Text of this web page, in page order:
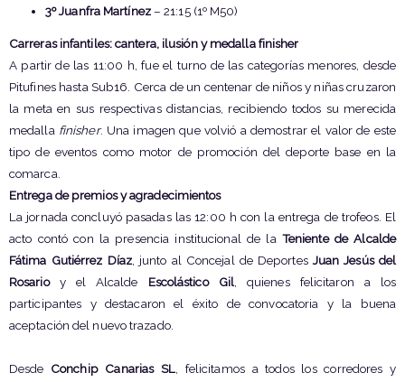
3º Juanfra Martínez– 21:15 (1º M50)
Carreras infantiles: cantera, ilusión y medalla finisher
A partir de las 11:00 h, fue el turno de las categorías menores, desde
Pitufines hasta Sub16. Cerca de un centenar de niños y niñas cruzaron
la meta en sus respectivas distancias, recibiendo todos su merecida
medalla finisher. Una imagen que volvió a demostrar el valor de este
tipo de eventos como motor de promoción del deporte base en la
comarca.
Entrega de premios y agradecimientos
La jornada concluyó pasadas las 12:00 h con la entrega de trofeos. El
acto contó con la presencia institucional de la Teniente de Alcalde
Fátima Gutiérrez Díaz, junto al Concejal de Deportes Juan Jesús del
Rosarioy el Alcalde Escolástico Gil, quienes felicitaron a los
participantes y destacaron el éxito de convocatoria y la buena
aceptación del nuevo trazado.
Desde Conchip Canarias SL , felicitamos a todos los corredores y